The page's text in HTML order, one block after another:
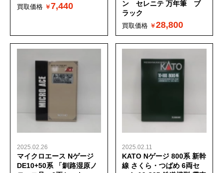
買取価格 7,440
ン セレニテ 万年筆 ブ
ラック
買取価格 28,800
2025.02.26
マイクロエース Nゲージ
DE10+50系 「釧路湿原ノ
2025.02.11
KATO Nゲージ 800系 新幹
線 さくら・つばめ 6両セ